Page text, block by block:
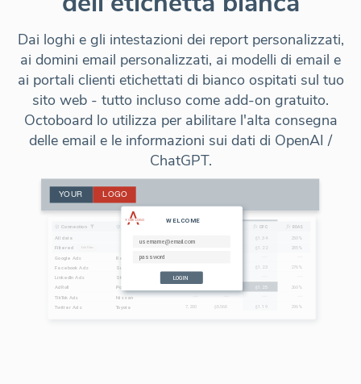
Dai loghi e gli intestazioni dei report personalizzati,
ai domini email personalizzati, ai modelli di email e
ai portali clienti etichettati di bianco ospitati sul tuo
sito web - tutto incluso come add-on gratuito.
Octoboard lo utilizza per abilitare l'alta consegna
delle email e le informazioni sui dati di OpenAI /
ChatGPT.